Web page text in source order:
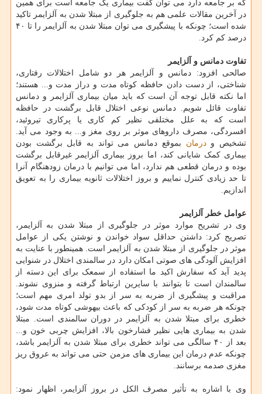
که بر جامعه دارد می توان گفت بیماری یک جامعه است برای همین
در آخرین مقالات علمی هم به جلوگیری از مبتلا شدن به آلزایمر تاکید
شده است؛ چونکه با پیشگیری می توان مبتلا شدن به آلزایمر را تا ۴۰
درصد کم کرد.
تفاوت دمانس و آلزایمر
صالحی افزود: دمانس و آلزایمر هر دو شامل اختلالات رفتاری،
شناختی، از دست دادن حافظه کوتاه مدت و دراز مدت و... هستند؛
اما نکته قابل توجه آن است که باید میان بیماری آلزایمر و دمانس
تفاوت قائل شویم. دمانس نوعی اختلال قابل برگشت در حافظه
است که به علل مختلفی نظیر کم کاری یا پرکاری تیروئید،
افسردگی، مصرف داروهای موثر بر روی مغز و... به وجود می آید.
تشخیص ودرمان بموقع دمانس می تواند به قابل برگشت بودن
بیماری کمک شایانی کند، اما بروز بیماری آلزایمر غیرقابل برگشت
بوده و درمان قطعی هم ندارد، اما می توانیم با درمان زودهنگام آنرا
تا حد زیادی کنترل نماییم و بروز اختلالات ثانویه بیماری را به تعویق
اندازیم.
عوامل خطر آلزایمر
وی در تشریح موارد موثر در جلوگیری از مبتلا شدن به آلزایمر،
تصریح کرد: داشتن حداقل سواد خواندن و نوشتن یکی از عوامل
موثر در جلوگیری از مبتلا شدن به آلزایمر است. همینطور با عنایت به
افزایش آلودگی های صوتی امکان دارد در سالمندی اختلال در شنوایی
پدید آید که سفارش اکید ما استفاده از سمعک برای این دسته از
سالمندان است تا بتوانند با سایرین ارتباط گرفته و منزوی نشوند.
مراقبت و پیشگیری از ضربه به سر از بدو تولد امری مهم است؛
چونکه هر ضربه به سر از کودکی که باعث بیهوشی کوتاه مدت شود،
خطری برای مبتلا شدن به آلزایمر در دوران سالمندی است. مبتلا
شدن به بیماری هایی نظیر فشارخون بالا، افزایش چربی خون و...
بعد از ۴۰ سالگی می تواند خطری برای مبتلا شدن به آلزایمر باشد،
چونکه عدم درمان این بیماری های مزمن حتی می تواند به عروق ریز
مغزی صدمه برسانند.
وی با اشاره به تأثیر مصرف الکل در بروز آلزایمر، اظهار نمود: